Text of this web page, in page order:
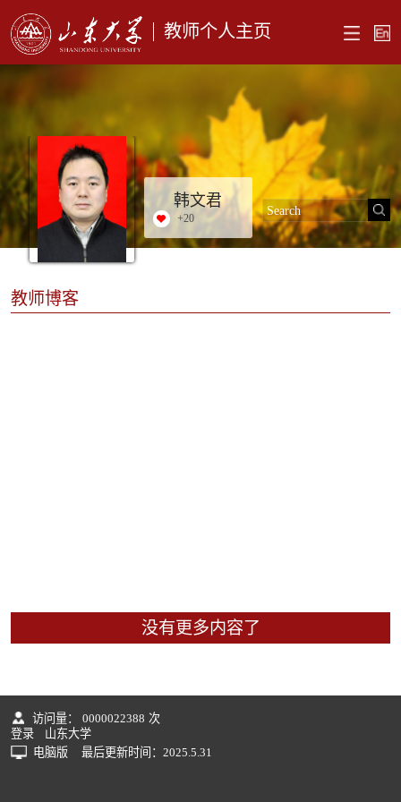
教师个人主页
韩文君
+20
教师博客
没有更多内容了
访问量： 0000022388 次
登录
山东大学
电脑版
最后更新时间： 2025 5 31